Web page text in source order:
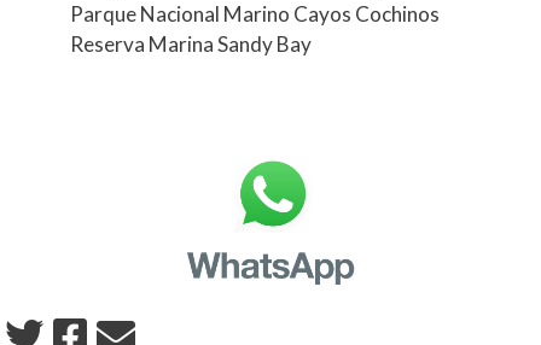
Parque Nacional Marino Cayos Cochinos
Reserva Marina Sandy Bay